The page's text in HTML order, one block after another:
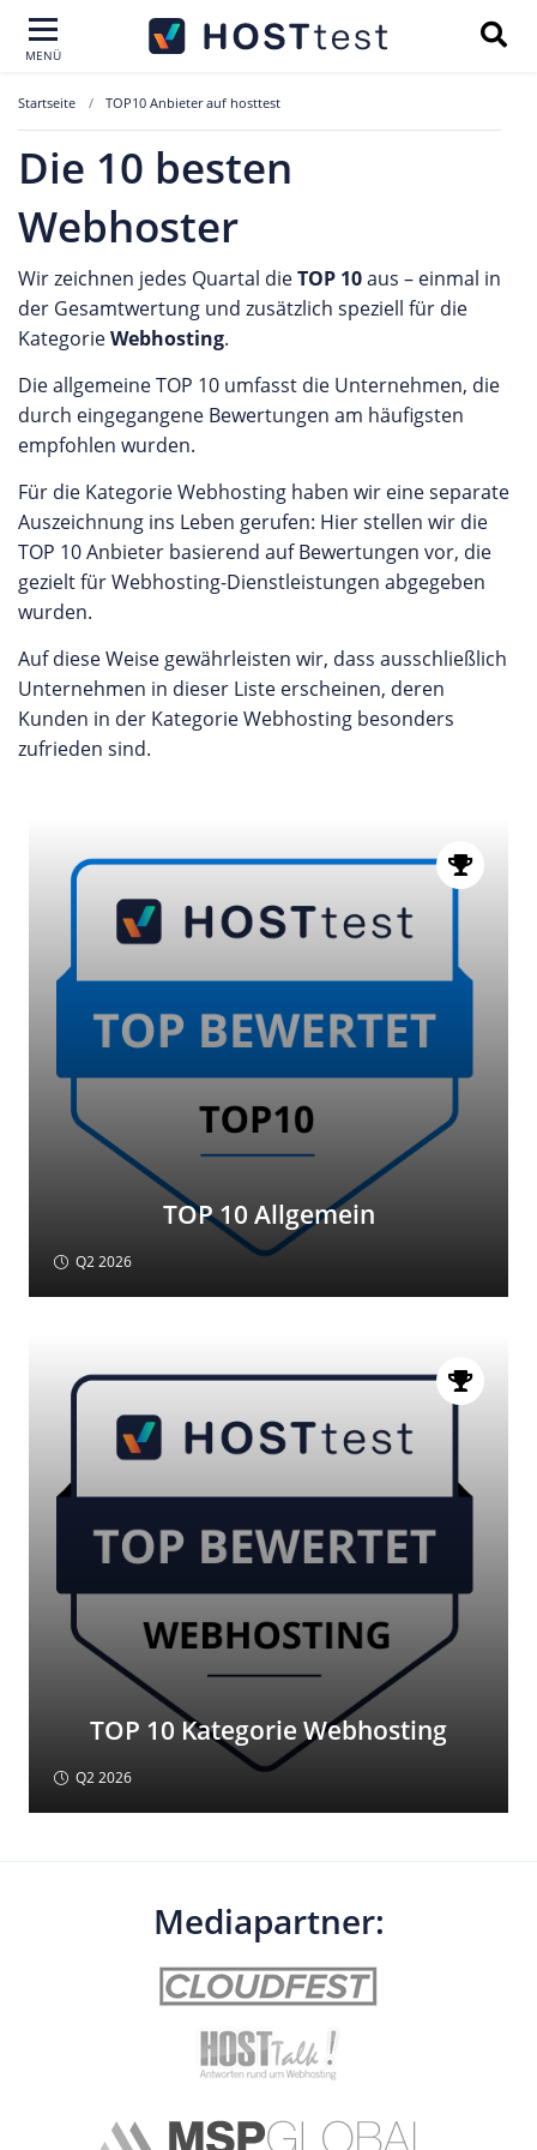
MENÜ
Startseite TOP10 Anbieter auf hosttest
Die 10 besten
Webhoster
Wir zeichnen jedes Quartal dieTOP 10aus – einmal in
der Gesamtwertung und zusätzlich speziell für die
KategorieWebhosting.
Die allgemeine TOP 10 umfasst die Unternehmen, die
durch eingegangene Bewertungen am häufigsten
empfohlen wurden.
Für die Kategorie Webhosting haben wir eine separate
Auszeichnung ins Leben gerufen: Hier stellen wir die
TOP 10 Anbieter basierend auf Bewertungen vor, die
gezielt für Webhosting-Dienstleistungen abgegeben
wurden.
Auf diese Weise gewährleisten wir, dass ausschließlich
Unternehmen in dieser Liste erscheinen, deren
Kunden in der Kategorie Webhosting besonders
zufrieden sind.
TOP 10 Allgemein
Q2 2026
TOP 10 Kategorie Webhosting
Q2 2026
Mediapartner: